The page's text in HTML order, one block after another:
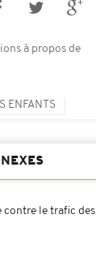
à propos de
ENFANTS
contre le trafic